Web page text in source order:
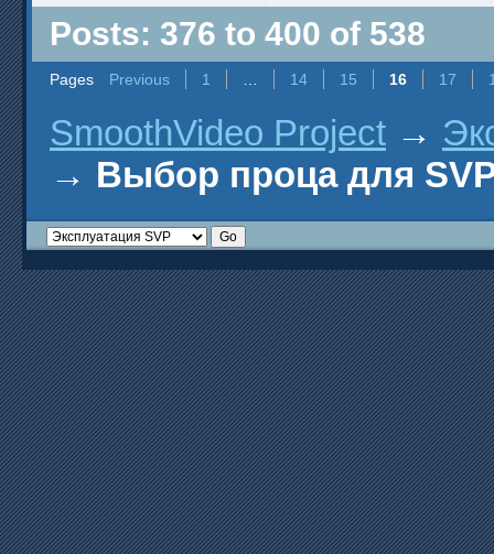
Posts: 376 to 400 of 538
Pages Previous 1 14 15 16 17
SmoothVideo Project →
→ Выбор проца для